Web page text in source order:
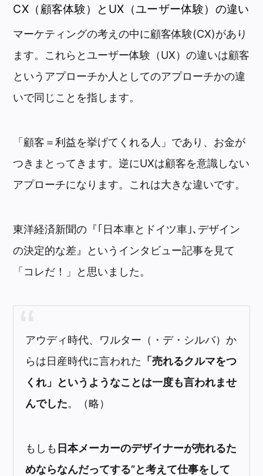
CX（顧客体験）とUX（ユーザー体験）の違い
マーケティングの考えの中に顧客体験(CX)があり
ます。これらとユーザー体験（UX）の違いは顧客
というアプローチか人としてのアプローチかの違
いで同じことを指します。
「顧客＝利益を挙げてくれる人」であり、お金が
つきまとってきます。逆にUXは顧客を意識しない
アプローチになります。これは大きな違いです。
東洋経済新聞の『｢日本車とドイツ車｣､デザイン
の決定的な差』というインタビュー記事を見て
「コレだ！」と思いました。
アウディ時代、ワルター（・デ・シルバ）か
らは日産時代に言われた 「売れるクルマをつ
くれ」というようなことは一度も言われませ
んでした。（略）
もしも 日本メーカーのデザイナーが売れるた
めならなんだってする”と考えて仕事をして